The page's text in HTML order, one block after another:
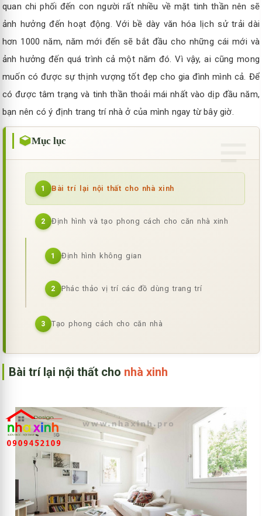
quan chi phối đến con người rất nhiều về mặt tinh thần nên sẽ
ảnh hưởng đến hoạt động. Với bề dày văn hóa lịch sử trải dài
hơn 1000 năm, năm mới đến sẽ bắt đầu cho những cái mới và
ảnh hưởng đến quá trình cả một năm đó. Vì vậy, ai cũng mong
muốn có được sự thịnh vượng tốt đẹp cho gia đình mình cả. Để
có được tâm trạng và tinh thần thoải mái nhất vào dịp đầu năm,
bạn nên có ý định trang trí nhà ở của mình ngay từ bây giờ.
Mục lục
1 Bài trí lại nội thất cho nhà xinh
2 Định hình và tạo phong cách cho căn nhà xinh
1 Định hình không gian
2 Phác thảo vị trí các đồ dùng trang trí
3 Tạo phong cách cho căn nhà
Bài trí lại nội thất cho nhà xinh